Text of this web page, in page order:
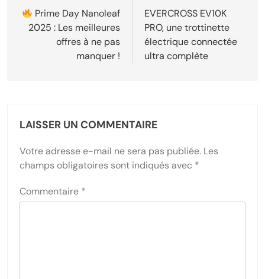
de
l’article
Prime Day Nanoleaf
2025 : Les meilleures
offres à ne pas
manquer !
EVERCROSS EV10K
PRO, une trottinette
électrique connectée
ultra complète
LAISSER UN COMMENTAIRE
Votre adresse e-mail ne sera pas publiée. Les
champs obligatoires sont indiqués avec *
Commentaire *